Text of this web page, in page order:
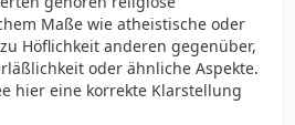
Maße wie atheistische oder
Höflichkeit anderen gegenüber,
oder ähnliche Aspekte.
hier eine korrekte Klarstellung